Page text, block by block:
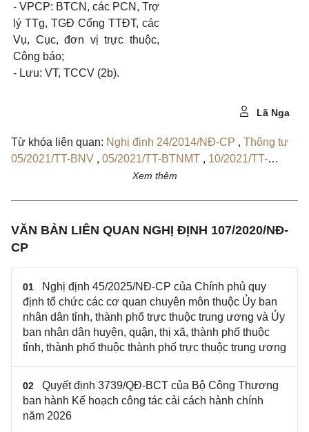
- VPCP: BTCN, các PCN, Trợ
lý TTg, TGĐ Cổng TTĐT, các
Vụ, Cục, đơn vị trực thuộc,
Công báo;
- Lưu: VT, TCCV (2b).
Lã Nga
Từ khóa liên quan: Nghị định 24/2014/NĐ-CP , Thông tư
05/2021/TT-BNV , 05/2021/TT-BTNMT , 10/2021/TT-
Thông tư 01/2021/TT-UBDT
Quyết định 144/QĐ-BNV
Xem thêm
VĂN BẢN LIÊN QUAN NGHỊ ĐỊNH 107/2020/NĐ-
CP
01
Nghị định 45/2025/NĐ-CP của Chính phủ quy
định tổ chức các cơ quan chuyên môn thuộc Ủy ban
nhân dân tỉnh, thành phố trực thuộc trung ương và Ủy
ban nhân dân huyện, quận, thị xã, thành phố thuộc
tỉnh, thành phố thuộc thành phố trực thuộc trung ương
02
Quyết định 3739/QĐ-BCT của Bộ Công Thương
ban hành Kế hoạch công tác cải cách hành chính
năm 2026